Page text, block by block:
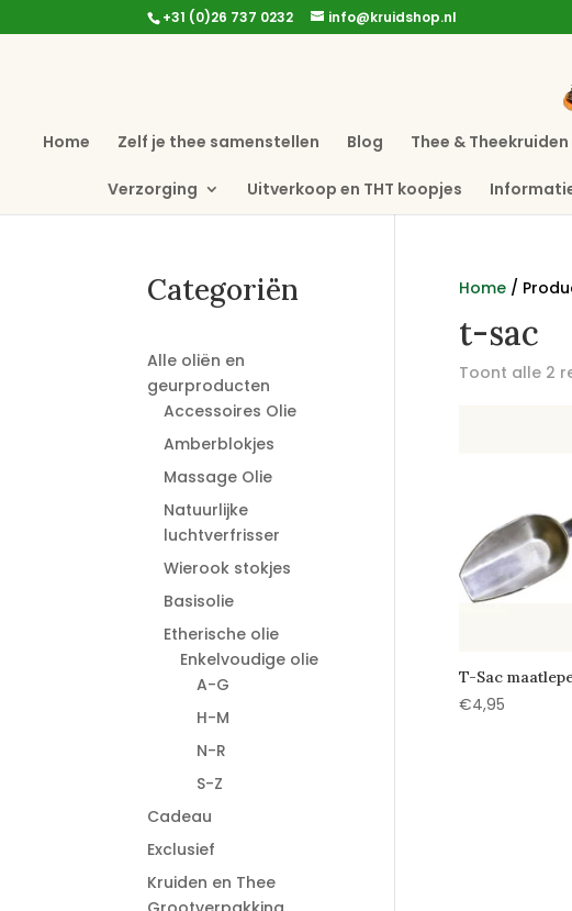
+31 (0)26 737 0232 info@kruidshop.nl
Home Zelf je thee samenstellen Blog Thee & Theekruiden
Verzorging Uitverkoop en THT koopjes
Home/
t-sac
Toont alle 2
T-Sac
€4,95
Categoriën
Alle oliën en
geurproducten
Accessoires Olie
Amberblokjes
Massage Olie
Natuurlijke
luchtverfrisser
Wierook stokjes
Basisolie
Etherische olie
Enkelvoudige olie
A-G
H-M
N-R
S-Z
Cadeau
Exclusief
Kruiden en Thee